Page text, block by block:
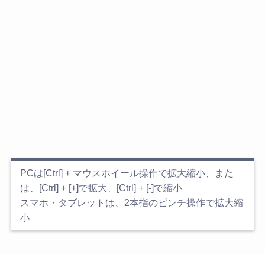
PCは[Ctrl] + マウスホイール操作で拡大縮小、また
は、[Ctrl] + [+]で拡大、[Ctrl] + [-]で縮小
スマホ・タブレットは、2本指のピンチ操作で拡大縮
小